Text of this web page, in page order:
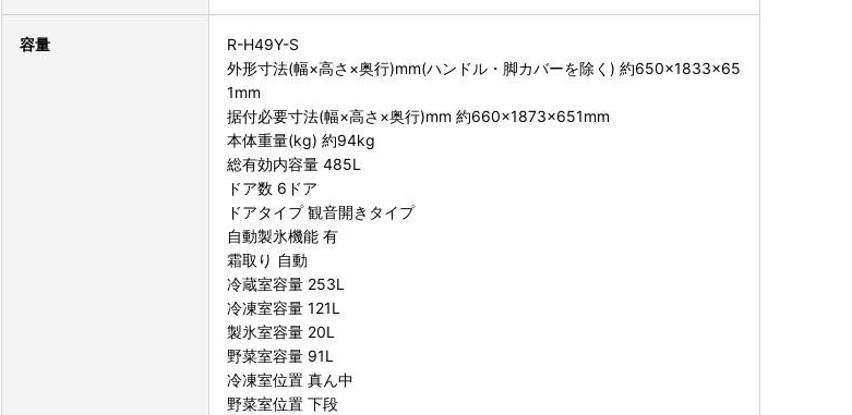
容量
R-H49Y-S
外形寸法(幅×高さ×奥行)mm(ハンドル・脚カバーを除く) 約650×1833×65
1mm
据付必要寸法(幅×高さ×奥行)mm 約660×1873×651mm
本体重量(kg) 約94kg
総有効内容量 485L
ドア数 6ドア
ドアタイプ 観音開きタイプ
自動製氷機能 有
霜取り 自動
冷蔵室容量 253L
冷凍室容量 121L
製氷室容量 20L
野菜室容量 91L
冷凍室位置 真ん中
野菜室位置 下段